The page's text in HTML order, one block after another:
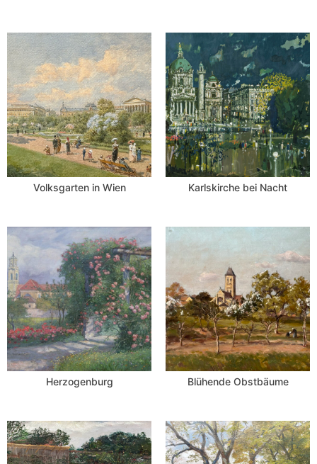
Volksgarten in Wien Karlskirche bei Nacht
Herzogenburg Blühende Obstbäume